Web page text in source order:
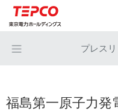
プレス
福島第一原子力